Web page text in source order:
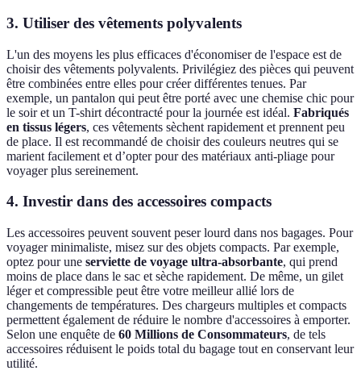
3. Utiliser des vêtements polyvalents
L'un des moyens les plus efficaces d'économiser de l'espace est de
choisir des vêtements polyvalents. Privilégiez des pièces qui peuvent
être combinées entre elles pour créer différentes tenues. Par
exemple, un pantalon qui peut être porté avec une chemise chic pour
le soir et un T-shirt décontracté pour la journée est idéal. Fabriqués
en tissus légers, ces vêtements sèchent rapidement et prennent peu
de place. Il est recommandé de choisir des couleurs neutres qui se
marient facilement et d’opter pour des matériaux anti-pliage pour
voyager plus sereinement.
4. Investir dans des accessoires compacts
Les accessoires peuvent souvent peser lourd dans nos bagages. Pour
voyager minimaliste, misez sur des objets compacts. Par exemple,
optez pour une serviette de voyage ultra-absorbante, qui prend
moins de place dans le sac et sèche rapidement. De même, un gilet
léger et compressible peut être votre meilleur allié lors de
changements de températures. Des chargeurs multiples et compacts
permettent également de réduire le nombre d'accessoires à emporter.
Selon une enquête de 60 Millions de Consommateurs, de tels
accessoires réduisent le poids total du bagage tout en conservant leur
utilité.